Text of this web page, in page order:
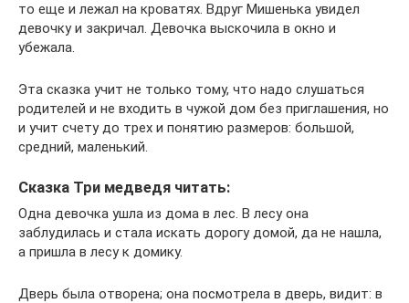
то еще и лежал на кроватях. Вдруг Мишенька увидел
девочку и закричал. Девочка выскочила в окно и
убежала.
Эта сказка учит не только тому, что надо слушаться
родителей и не входить в чужой дом без приглашения, но
и учит счету до трех и понятию размеров: большой,
средний, маленький.
Сказка Три медведя читать:
Одна девочка ушла из дома в лес. В лесу она
заблудилась и стала искать дорогу домой, да не нашла,
а пришла в лесу к домику.
Дверь была отворена; она посмотрела в дверь, видит: в